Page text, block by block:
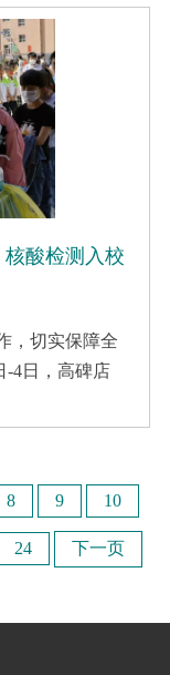
酸检测入校
，切实保障全
-4日，高碑店
8 9 10
24 下一页